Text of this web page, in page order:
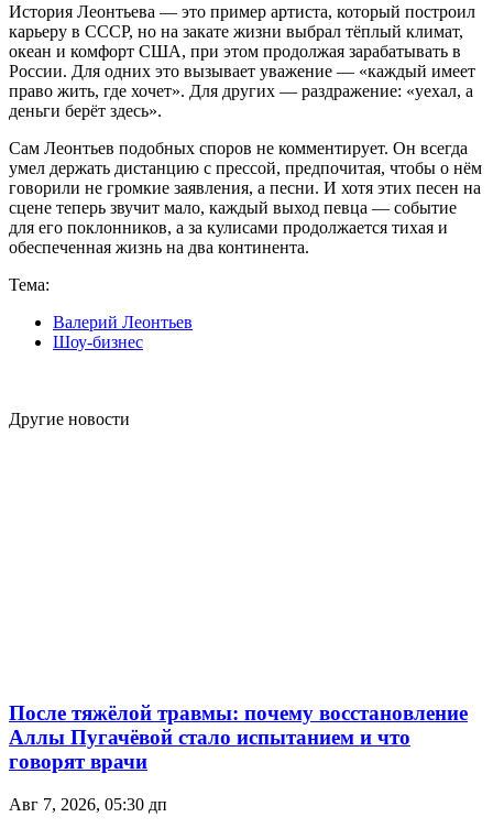
История Леонтьева — это пример артиста, который построил
карьеру в СССР, но на закате жизни выбрал тёплый климат,
океан и комфорт США, при этом продолжая зарабатывать в
России. Для одних это вызывает уважение — «каждый имеет
право жить, где хочет». Для других — раздражение: «уехал, а
деньги берёт здесь».
Сам Леонтьев подобных споров не комментирует. Он всегда
умел держать дистанцию с прессой, предпочитая, чтобы о нём
говорили не громкие заявления, а песни. И хотя этих песен на
сцене теперь звучит мало, каждый выход певца — событие
для его поклонников, а за кулисами продолжается тихая и
обеспеченная жизнь на два континента.
Тема:
Валерий Леонтьев
Шоу-бизнес
Другие новости
После тяжёлой травмы: почему восстановление
Аллы Пугачёвой стало испытанием и что
говорят врачи
Авг 7, 2026, 05:30 дп